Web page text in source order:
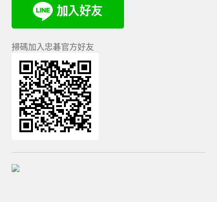
掃碼加入忠碁官方好友